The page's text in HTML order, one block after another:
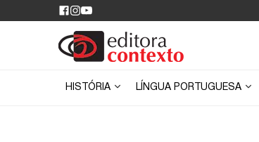
HISTÓRIA LÍNGUA PORTUGUESA